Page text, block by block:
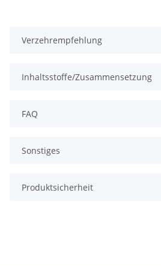
Verzehrempfehlung
Inhaltsstoffe/Zusammensetzung
FAQ
Sonstiges
Produktsicherheit